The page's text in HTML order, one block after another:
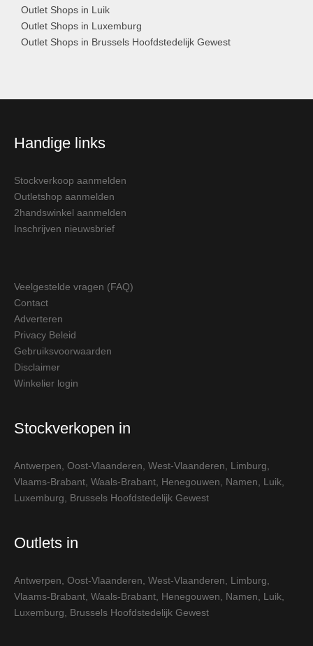
Outlet Shops in Luik
Outlet Shops in Luxemburg
Outlet Shops in Brussels Hoofdstedelijk Gewest
Handige links
Stockverkoop aanmelden
Outletshop aanmelden
2handswinkel aanmelden
Inschrijven nieuwsbrief
Veelgestelde vragen (FAQ)
Contact
Adverteren
Privacy Beleid
Gebruiksvoorwaarden
Disclaimer
Winkelier login
Stockverkopen in
Antwerpen, Oost-Vlaanderen, West-Vlaanderen, Limburg,
Vlaams-Brabant, Waals-Brabant, Henegouwen, Namen, Luik,
Luxemburg, Brussels Hoofdstedelijk Gewest
Outlets in
Antwerpen, Oost-Vlaanderen, West-Vlaanderen, Limburg,
Vlaams-Brabant, Waals-Brabant, Henegouwen, Namen, Luik,
Luxemburg, Brussels Hoofdstedelijk Gewest